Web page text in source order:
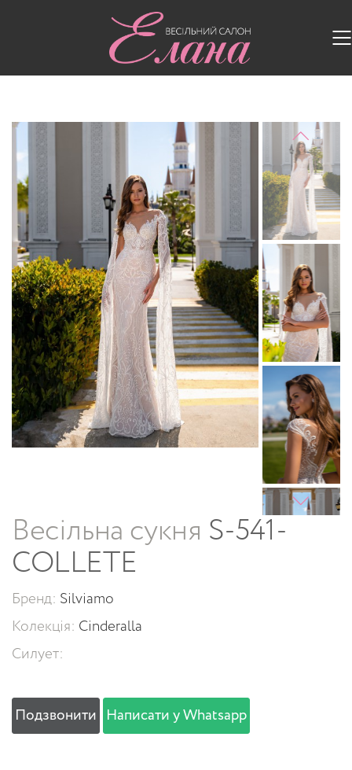
Весільні сукні/
Весільна сукня S-541-
COLLETE
Бренд: Silviamo
Колекція: Cinderalla
Силует:
Подзвонити Написати у Whatsapp